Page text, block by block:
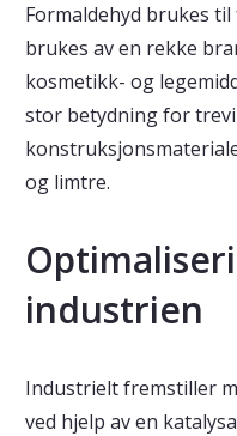
Formaldehyd brukes
brukes av en rekke
kosmetikk- og
stor betydning for
og limtre.
industrien
Industrielt fremstiller
ved hjelp av en